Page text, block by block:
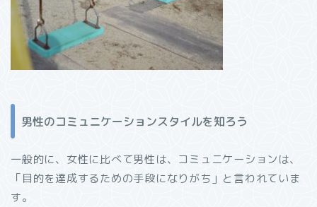
男性のコミュニケーションスタイルを知ろう
一般的に、女性に比べて男性は、コミュニケーションは、
「目的を達成するための手段になりがち」と言われていま
す。